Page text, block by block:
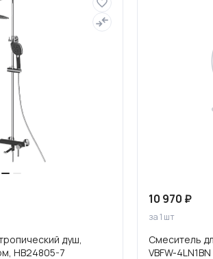
душ,
HB24805-7
10 970 ₽
за 1 шт
Смеситель
VBFW-